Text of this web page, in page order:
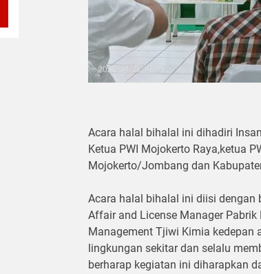
Acara halal bihalal ini dihadiri
Ketua PWI Mojokerto Raya,ketua
Mojokerto/Jombang dan
Acara halal bihalal ini diisi dengan
Affair and License Manager
Management Tjiwi Kimia kedepan
lingkungan sekitar dan selalu
berharap kegiatan ini diharapkan